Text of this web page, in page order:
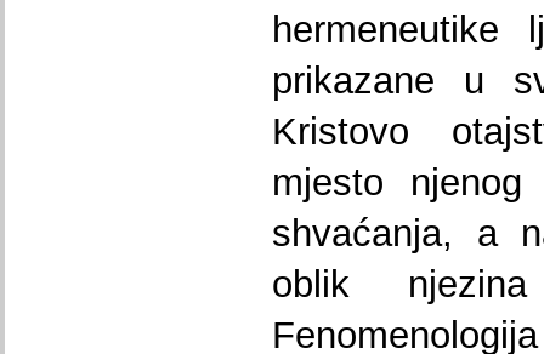
hermeneutike
prikazane u
Kristovo
mjesto
shvaćanja, a
oblik